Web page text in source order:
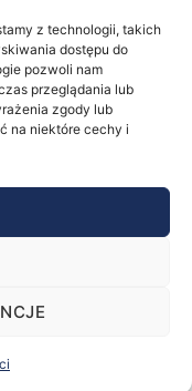
z technologii, takich
dostępu do
pozwoli nam
przeglądania lub
zgody lub
na niektóre cechy i
2026
2026
© 2026